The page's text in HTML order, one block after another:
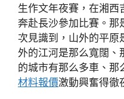
生作文年夜賽，在湘西
奔赴長沙參加比賽。那
次見識到，山外的平原
外的江河是那么寬闊、
的城市有那么多車、那
材料報價激動興奮得徹